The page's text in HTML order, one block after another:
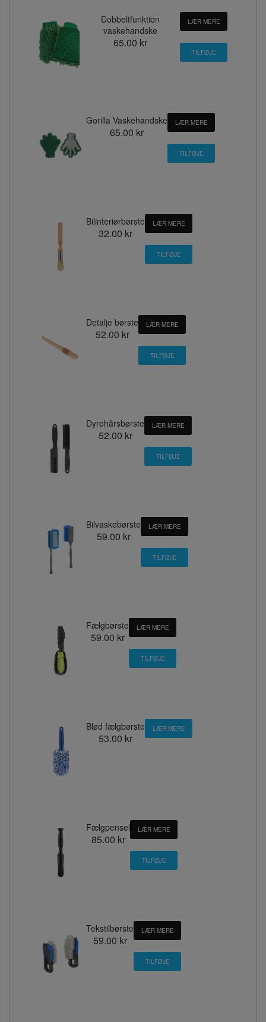
Dobbeltfunktion
vaskehandske
65.00 kr
LÆR MERE
Gorilla Vaskehandske
65.00 kr
LÆR MERE
Bilinteriørbørste
32.00 kr
LÆR MERE
Detalje børste
52.00 kr
LÆR MERE
Dyrehårsbørste
52.00 kr
LÆR MERE
Bilvaskebørste
59.00 kr
LÆR MERE
Fælgbørste
59.00 kr
LÆR MERE
Blød fælgbørste
53.00 kr
LÆR MERE
Fælgpensel
85.00 kr
LÆR MERE
Tekstilbørste
59.00 kr
LÆR MERE